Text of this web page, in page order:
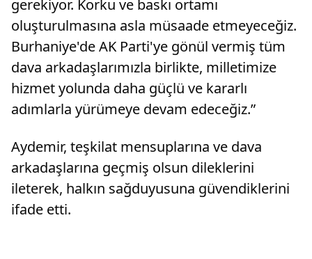
gerekiyor. Korku ve baskı ortamı
oluşturulmasına asla müsaade etmeyeceğiz.
Burhaniye'de AK Parti'ye gönül vermiş tüm
dava arkadaşlarımızla birlikte, milletimize
hizmet yolunda daha güçlü ve kararlı
adımlarla yürümeye devam edeceğiz.”
Aydemir, teşkilat mensuplarına ve dava
arkadaşlarına geçmiş olsun dileklerini
ileterek, halkın sağduyusuna güvendiklerini
ifade etti.